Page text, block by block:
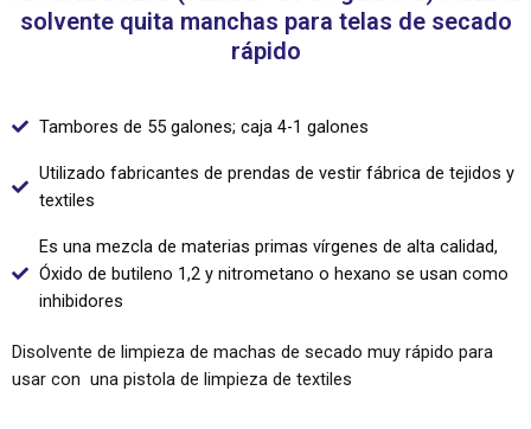
solvente quita manchas para telas de secado
rápido
Tambores de 55 galones; caja 4-1 galones
Utilizado fabricantes de prendas de vestir fábrica de tejidos y
textiles
Es una mezcla de materias primas vírgenes de alta calidad,
Óxido de butileno 1,2 y nitrometano o hexano se usan como
inhibidores
Disolvente de limpieza de machas de secado muy rápido para
usar con una pistola de limpieza de textiles